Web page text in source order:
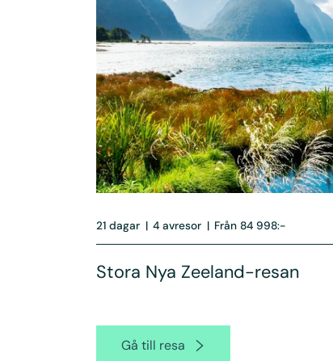
21 dagar | 4 avresor | Från 84 998:-
Stora Nya Zeeland-resan
Gå till resa